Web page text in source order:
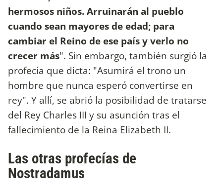
hermosos niños. Arruinarán al pueblo
cuando sean mayores de edad; para
cambiar el Reino de ese país y verlo no
crecer más". Sin embargo, también surgió la
profecía que dicta: "Asumirá el trono un
hombre que nunca esperó convertirse en
rey". Y allí, se abrió la posibilidad de tratarse
del Rey Charles III y su asunción tras el
fallecimiento de la Reina Elizabeth II.
Las otras profecías de
Nostradamus